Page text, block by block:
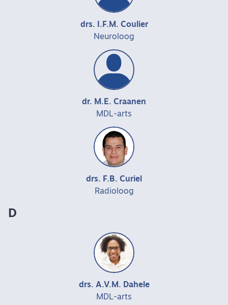
drs. I.F.M. Coulier
Neuroloog
dr. M.E. Craanen
MDL-arts
drs. F.B. Curiel
Radioloog
D
drs. A.V.M. Dahele
MDL-arts